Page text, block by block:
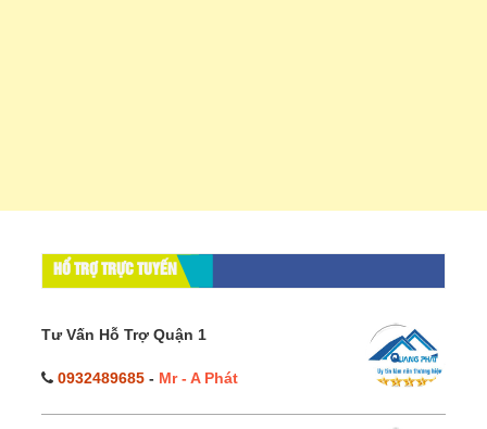
HỔ TRỢ TRỰC TUYẾN
Tư Vấn Hỗ Trợ Quận 1
0932489685 - Mr - A Phát